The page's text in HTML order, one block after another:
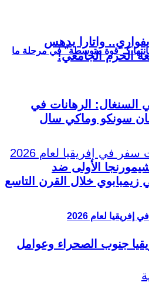
كـ”قوة متوسطة” في مرحلة ما
واتارا يدهس
الحرم الجامعي!
السنغال: الرهانات في
سونكو وماكي سال
الأولى ضد
زيمبابوي خلال القرن التاسع
جنوب الصحراء وعوامل